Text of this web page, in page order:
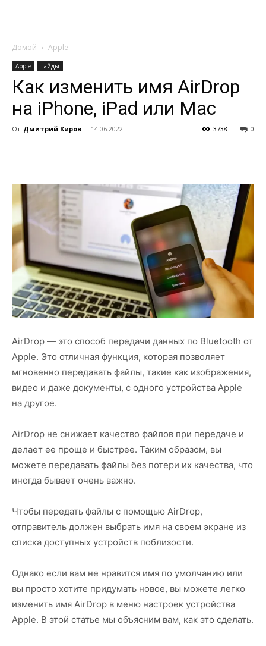
Домой Apple
Apple Гайды
Как изменить имя AirDrop
на iPhone, iPad или Mac
От Дмитрий Киров - 14.06.2022 0
3738
AirDrop — это способ передачи данных по Bluetooth от
Apple. Это отличная функция, которая позволяет
мгновенно передавать файлы, такие как изображения,
видео и даже документы, с одного устройства Apple
на другое.
AirDrop не снижает качество файлов при передаче и
делает ее проще и быстрее. Таким образом, вы
можете передавать файлы без потери их качества, что
иногда бывает очень важно.
Чтобы передать файлы с помощью AirDrop,
отправитель должен выбрать имя на своем экране из
списка доступных устройств поблизости.
Однако если вам не нравится имя по умолчанию или
вы просто хотите придумать новое, вы можете легко
изменить имя AirDrop в меню настроек устройства
Apple. В этой статье мы объясним вам, как это сделать.